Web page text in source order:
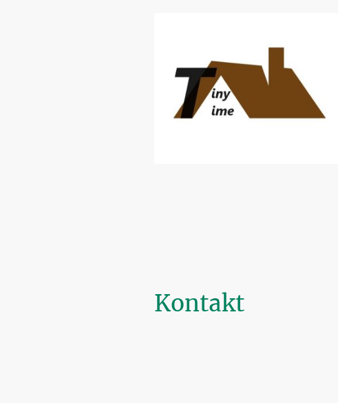
Kontakt